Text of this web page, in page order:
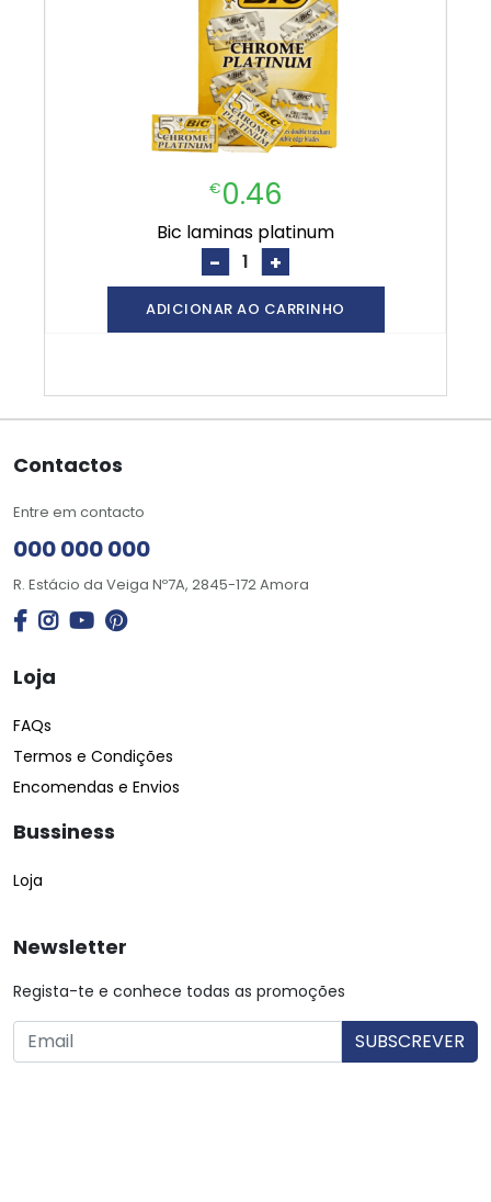
€0.46
bic laminas platinum
- +
ADICIONAR AO CARRINHO
Contactos
Entre em contacto
000 000 000
R. Estácio da Veiga Nº7A, 2845-172 Amora
Loja
FAQs
Termos e Condições
Encomendas e Envios
Bussiness
Loja
Newsletter
Regista-te e conhece todas as promoções